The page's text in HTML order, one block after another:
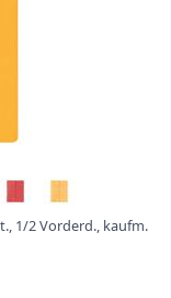
1/2 Vorderd., kaufm.